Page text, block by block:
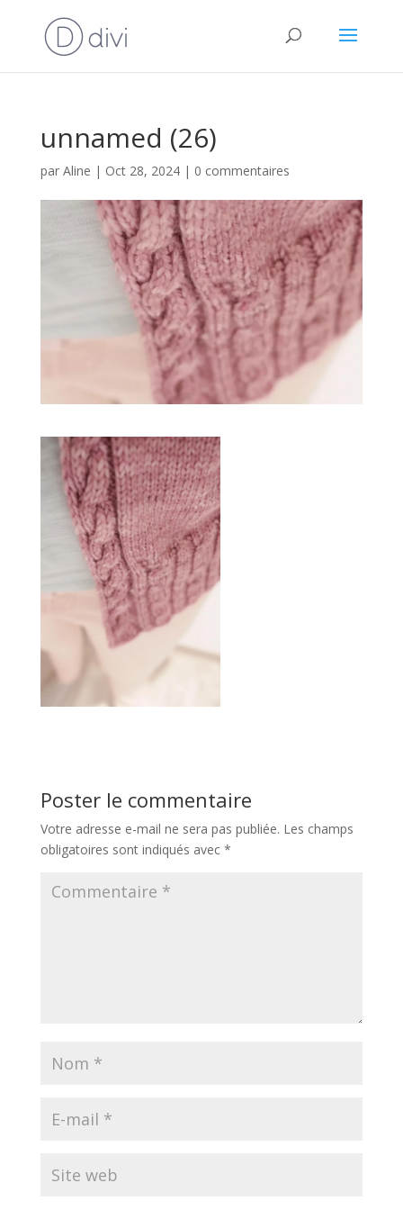
unnamed (26)
par Aline | Oct 28, 2024| 0 commentaires
Poster le commentaire
Votre adresse e-mail ne sera pas publiée. Les champs
obligatoires sont indiqués avec *